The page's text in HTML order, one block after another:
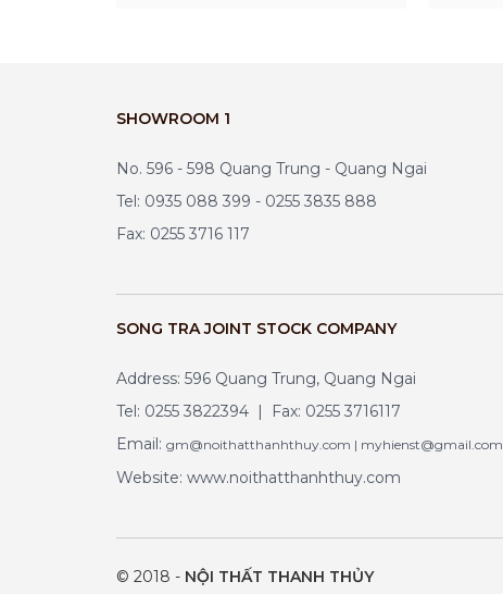
SHOWROOM 1
No. 596 - 598 Quang Trung - Quang Ngai
Tel: 0935 088 399 - 0255 3835 888
Fax: 0255 3716 117
SONG TRA JOINT STOCK COMPANY
Address: 596 Quang Trung, Quang Ngai
Tel: 0255 3822394 | Fax: 0255 3716117
Email: gm@noithatthanhthuy.com | myhienst@gmail.com
Website: www.noithatthanhthuy.com
© 2018 - NỘI THẤT THANH THỦY